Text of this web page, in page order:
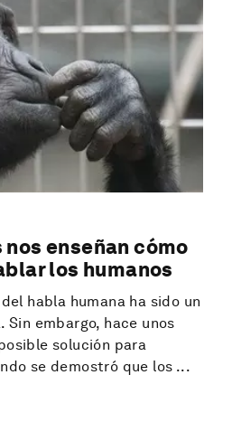
enseñan cómo
los humanos
habla humana ha sido un
Sin embargo, hace unos
solución para
se demostró que los ...